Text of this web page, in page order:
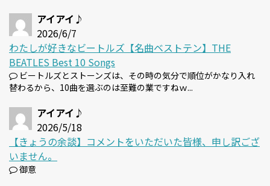
アイアイ♪
2026/6/7
わたしが好きなビートルズ【名曲ベストテン】THE
BEATLES Best 10 Songs
ビートルズとストーンズは、その時の気分で順位がかなり入れ
替わるから、10曲を選ぶのは至難の業ですねｗ...
アイアイ♪
2026/5/18
【きょうの余談】コメントをいただいた皆様、申し訳ござ
いません。
御意